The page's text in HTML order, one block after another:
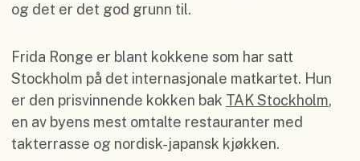
og det er det god grunn til.
Frida Ronge er blant kokkene som har satt
Stockholm på det internasjonale matkartet. Hun
er den prisvinnende kokken bak TAK Stockholm,
en av byens mest omtalte restauranter med
takterrasse og nordisk-japansk kjøkken.